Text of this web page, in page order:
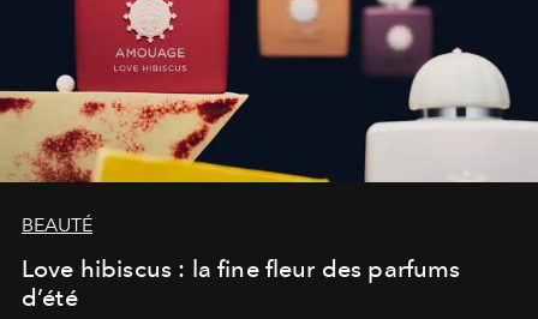
BEAUTÉ
Love hibiscus : la fine fleur des parfums
d’été